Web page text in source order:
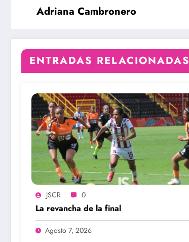
Adriana Cambronero
ENTRADAS RELACIONADAS
JSCR 0
La revancha de la final
Agosto 7, 2026